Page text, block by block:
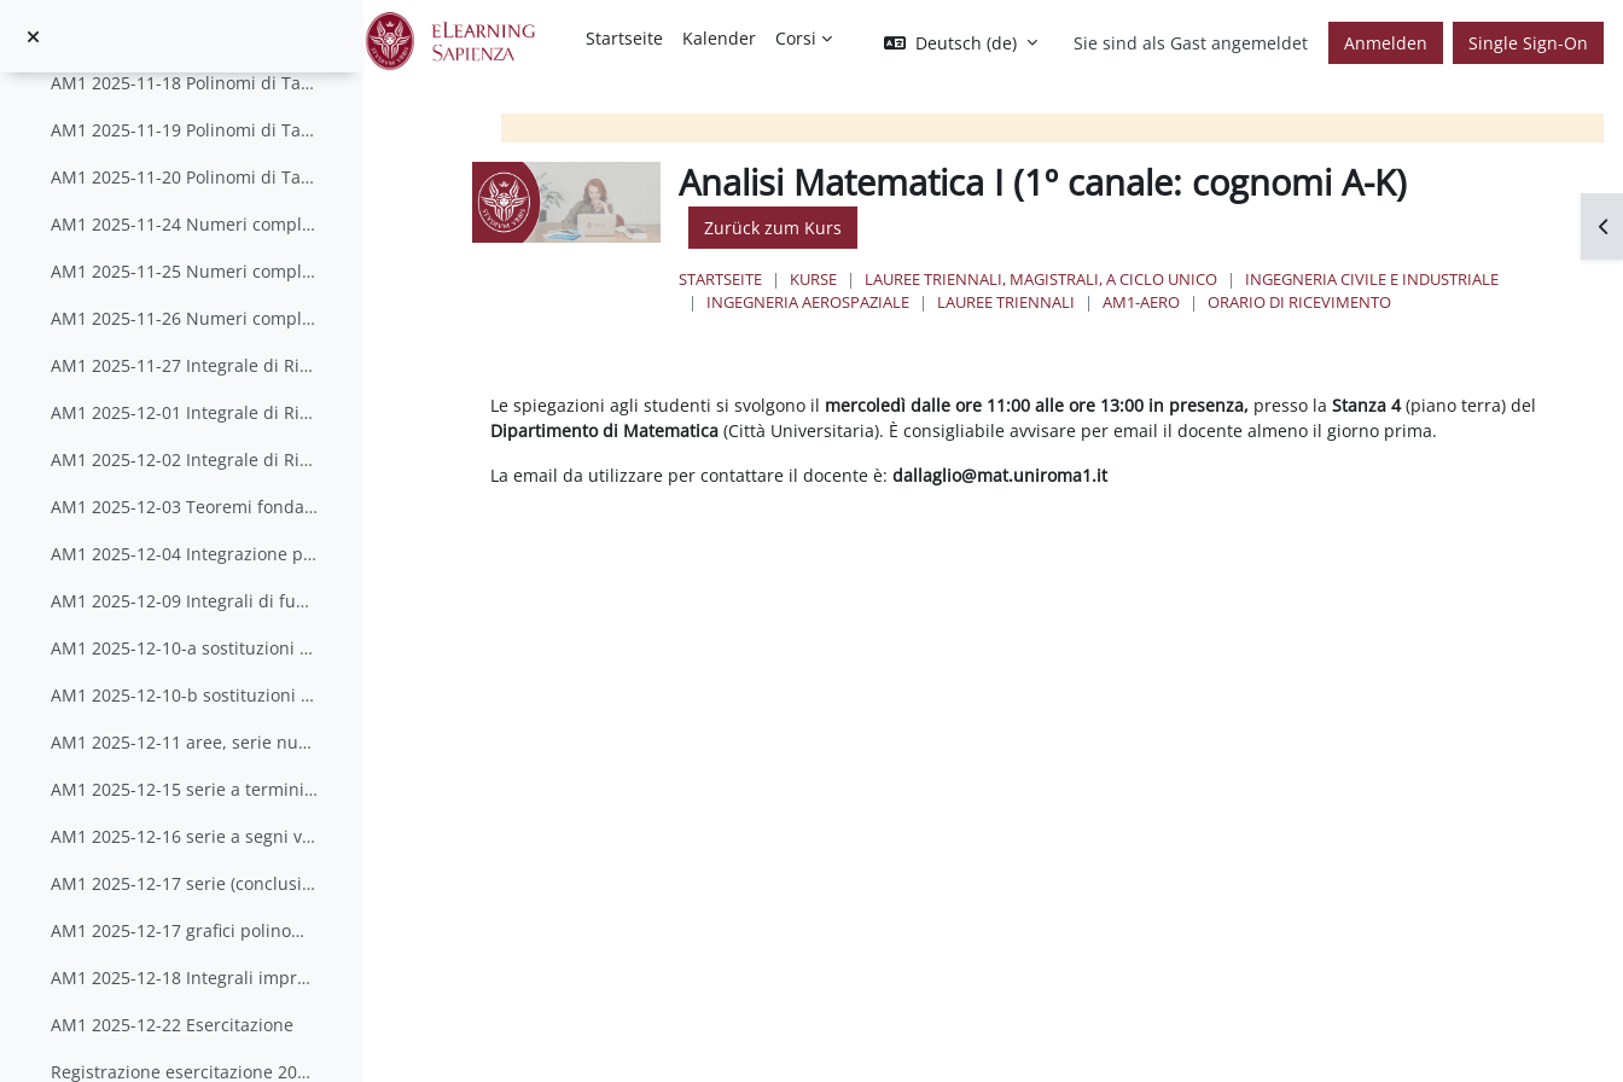
Startseite Kalender Corsi Deutsch ‎(de)‎ Sie sind als Gast angemeldet Anmelden Single Sign-On
AM1 2025-11-18 Polinomi di Taylor
AM1 2025-11-19 Polinomi di Taylor
AM1 2025-11-20 Polinomi di Taylor
AM1 2025-11-24 Numeri complessi
AM1 2025-11-25 Numeri complessi
AM1 2025-11-26 Numeri complessi
AM1 2025-11-27 Integrale di Riemann
AM1 2025-12-01 Integrale di Riemann
AM1 2025-12-02 Integrale di Riemann
AM1 2025-12-03 Teoremi fondamentali del calcolo integrale
AM1 2025-12-04 Integrazione per parti e per sostituzione
AM1 2025-12-09 Integrali di funzioni razionali
AM1 2025-12-10-a sostituzioni speciali
AM1 2025-12-10-b sostituzioni speciali
AM1 2025-12-11 aree, serie numeriche
AM1 2025-12-15 serie a termini positivi
AM1 2025-12-16 serie a segni variabili
AM1 2025-12-17 serie (conclusione)
AM1 2025-12-17 grafici polinomi di Taylor
AM1 2025-12-18 Integrali impropri
AM1 2025-12-22 Esercitazione
Registrazione esercitazione 2025-12-22 (solo seconda parte)
Analisi Matematica I (1º canale: cognomi A-K)
Zurück zum Kurs
STARTSEITE KURSE LAUREE TRIENNALI, MAGISTRALI, A CICLO UNICO
INGEGNERIA CIVILE E INDUSTRIALE
INGEGNERIA AEROSPAZIALE
LAUREE TRIENNALI AM1-AERO ORARIO DI RICEVIMENTO
Abschnittsübersicht
Le spiegazioni agli studenti si svolgono il mercoledì dalle ore 11:00 alle ore 13:00 in presenza, presso la Stanza 4(piano terra) del
Dipartimento di Matematica (Città Universitaria). È consigliabile avvisare per email il docente almeno il giorno prima.
La email da utilizzare per contattare il docente è: dallaglio@mat.uniroma1.it